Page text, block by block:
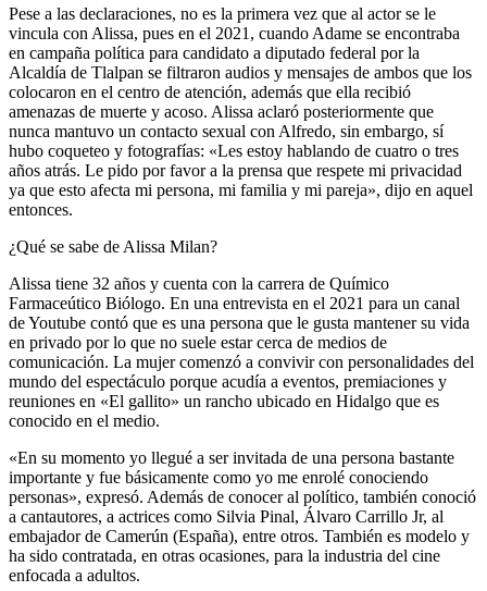
Pese a las declaraciones, no es la primera vez que al actor se le
vincula con Alissa, pues en el 2021, cuando Adame se encontraba
en campaña política para candidato a diputado federal por la
Alcaldía de Tlalpan se filtraron audios y mensajes de ambos que los
colocaron en el centro de atención, además que ella recibió
amenazas de muerte y acoso. Alissa aclaró posteriormente que
nunca mantuvo un contacto sexual con Alfredo, sin embargo, sí
hubo coqueteo y fotografías: «Les estoy hablando de cuatro o tres
años atrás. Le pido por favor a la prensa que respete mi privacidad
ya que esto afecta mi persona, mi familia y mi pareja», dijo en aquel
entonces.
¿Qué se sabe de Alissa Milan?
Alissa tiene 32 años y cuenta con la carrera de Químico
Farmaceútico Biólogo. En una entrevista en el 2021 para un canal
de Youtube contó que es una persona que le gusta mantener su vida
en privado por lo que no suele estar cerca de medios de
comunicación. La mujer comenzó a convivir con personalidades del
mundo del espectáculo porque acudía a eventos, premiaciones y
reuniones en «El gallito» un rancho ubicado en Hidalgo que es
conocido en el medio.
«En su momento yo llegué a ser invitada de una persona bastante
importante y fue básicamente como yo me enrolé conociendo
personas», expresó. Además de conocer al político, también conoció
a cantautores, a actrices como Silvia Pinal, Álvaro Carrillo Jr, al
embajador de Camerún (España), entre otros. También es modelo y
ha sido contratada, en otras ocasiones, para la industria del cine
enfocada a adultos.